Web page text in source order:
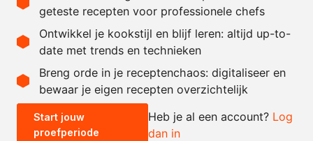
naar
zout en peper
Recept omrekenen
- +
0.5x 1x 2x
geteste recepten voor professionele chefs
Ontwikkel je kookstijl en blijf leren: altijd up-to-
date met trends en technieken
Breng orde in je receptenchaos: digitaliseer en
bewaar je eigen recepten overzichtelijk
Start jouw
proefperiode
Heb je al een account? Log
dan in